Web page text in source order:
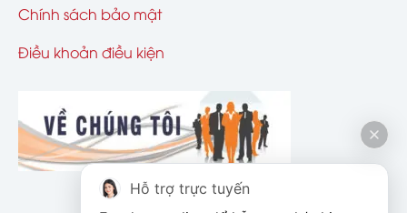
Chính sách bảo mật
Điều khoản điều kiện
Hỗ trợ trực tuyến